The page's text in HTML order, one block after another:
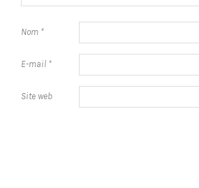
Nom *
E-mail *
Site web